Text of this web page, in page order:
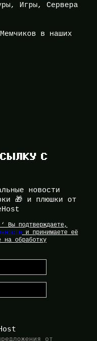
Игры, Сервера
в наших
С
новости
🎁 и плюшки от
Вы подтверждаете,
и принимаете её
на обработку
от